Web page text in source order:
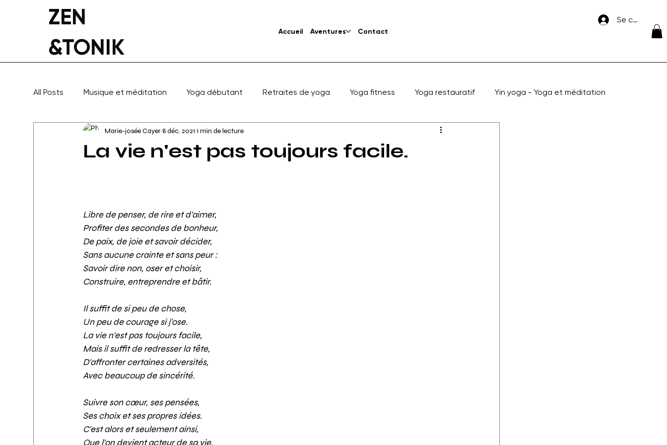
ZEN
&TONIK
Se connecter
Accueil Aventures Contact
All Posts Musique et méditation Yoga débutant Retraites de yoga Yoga fitness Yoga restauratif Yin yoga - Yoga et méditation
Yoga thérapeutique Inspiration
La vie n'est pas toujours facile.
Marie-josée Cayer8 déc. 20211 min de lecture
Libre de penser, de rire et d'aimer,
Profiter des secondes de bonheur,
De paix, de joie et savoir décider,
Sans aucune crainte et sans peur :
Savoir dire non, oser et choisir,
Construire, entreprendre et bâtir.
Il suffit de si peu de chose,
Un peu de courage si j'ose.
La vie n'est pas toujours facile,
Mais il suffit de redresser la tête,
D'affronter certaines adversités,
Avec beaucoup de sincérité.
Suivre son cœur, ses pensées,
Ses choix et ses propres idées.
C'est alors et seulement ainsi,
Que l'on devient acteur de sa vie.